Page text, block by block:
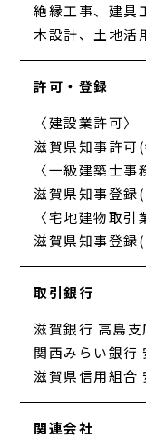
絶縁工事、建具
木設計、土地活
許可・登録
〈建設業許可〉
滋賀県知事許可
〈一級建築士
滋賀県知事登録
〈宅地建物取
滋賀県知事登録
取引銀行
滋賀銀行 高島支
関西みらい銀行
滋賀県信用組合
関連会社